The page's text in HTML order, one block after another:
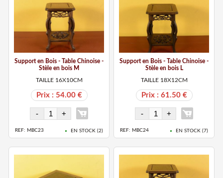
Support en Bois - Table Chinoise -
Stèle en bois M
TAILLE 16X10CM
Prix : 54.00 €
REF: MBC23 EN STOCK (2)
Support en Bois - Table Chinoise -
Stèle en bois L
TAILLE 18X12CM
Prix : 61.50 €
REF: MBC24 EN STOCK (7)